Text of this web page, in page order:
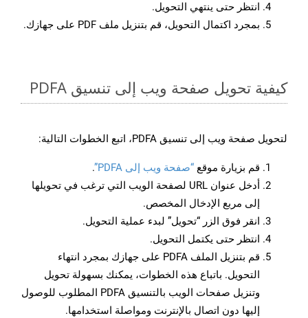
انتظر حتى ينتهي التحويل.
بمجرد اكتمال التحويل، قم بتنزيل ملف PDF على جهازك.
كيفية تحويل صفحة ويب إلى تنسيق PDFA
لتحويل صفحة ويب إلى تنسيق PDFA، اتبع الخطوات التالية:
قم بزيارة موقع “صفحة ويب إلى PDFA”
.
أدخل عنوان URL لصفحة الويب التي ترغب في تحويلها
إلى مربع الإدخال المخصص.
انقر فوق الزر “تحويل” لبدء عملية التحويل.
انتظر حتى يكتمل التحويل.
قم بتنزيل الملف PDFA على جهازك بمجرد انتهاء
التحويل. باتباع هذه الخطوات، يمكنك بسهولة تحويل
وتنزيل صفحات الويب بالتنسيق PDFA المطلوب للوصول
إليها دون اتصال بالإنترنت ومواصلة استخدامها.